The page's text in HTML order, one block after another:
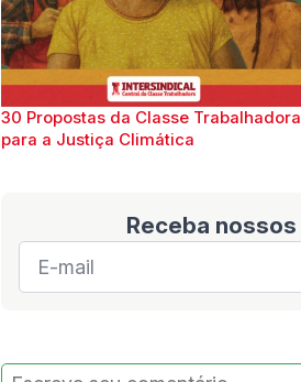
30 Propostas da Classe Trabalhadora
para a Justiça Climática
Receba nossos
E-
mail